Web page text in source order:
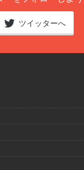
ツイッターへ